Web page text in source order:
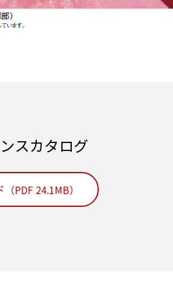
スカタログ
（PDF 24.1MB）